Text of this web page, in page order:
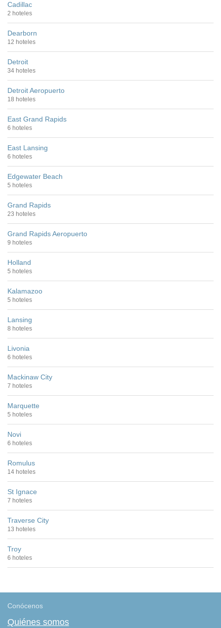
Cadillac
2 hoteles
Dearborn
12 hoteles
Detroit
34 hoteles
Detroit Aeropuerto
18 hoteles
East Grand Rapids
6 hoteles
East Lansing
6 hoteles
Edgewater Beach
5 hoteles
Grand Rapids
23 hoteles
Grand Rapids Aeropuerto
9 hoteles
Holland
5 hoteles
Kalamazoo
5 hoteles
Lansing
8 hoteles
Livonia
6 hoteles
Mackinaw City
7 hoteles
Marquette
5 hoteles
Novi
6 hoteles
Romulus
14 hoteles
St Ignace
7 hoteles
Traverse City
13 hoteles
Troy
6 hoteles
Conócenos
Quiénes somos